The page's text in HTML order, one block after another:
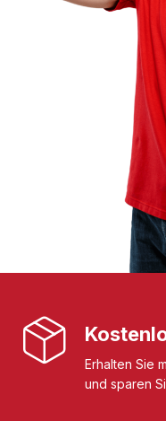
Erhalten Sie
und sparen